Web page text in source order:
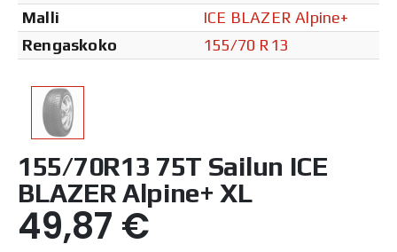
Malli
ICE BLAZER Alpine+
Rengaskoko
155/70 R13
155/70R13 75T Sailun ICE
BLAZER Alpine+ XL
49,87 €